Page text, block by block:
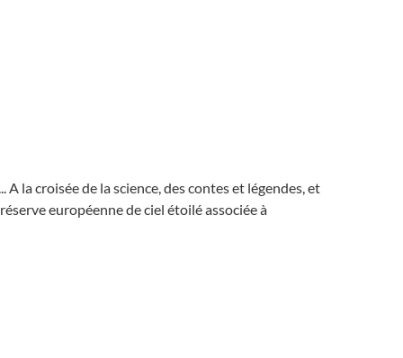
la croisée de la science, des contes et légendes, et
européenne de ciel étoilé associée à